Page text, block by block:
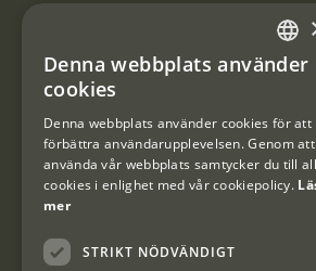
#Interjaktfamily
Kundklubb
Information om kundklubben.
Denna webbplats använder
cookies
Denna webbplats använder cookies för att
förbättra användarupplevelsen. Genom att
använda vår webbplats samtycker du till
cookies i enlighet med vår cookiepolicy.
mer
STRIKT NÖDVÄNDIGT